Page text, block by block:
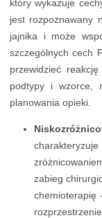
który wykazuje
jest rozpoznawany
jajnika i może
szczególnych cech
przewidzieć
podtypy i wzorce,
planowania opieki.
zabieg